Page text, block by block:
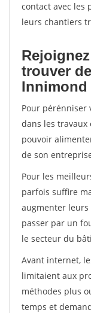
contact avec
leurs chantiers
trouver
Innimond
Pour
dans les
pouvoir
de son
Pour les
parfois suffire
augmenter
passer par un
le secteur du
Avant internet,
limitaient aux
méthodes plus
temps et